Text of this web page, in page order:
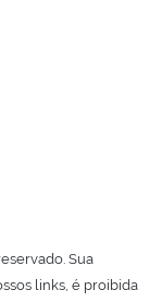
Sua
links, é proibida